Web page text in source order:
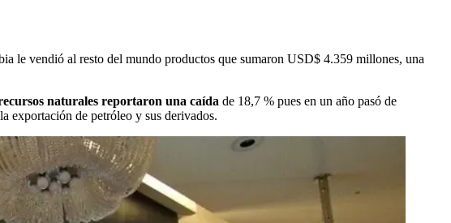
le vendió al resto del mundo productos que sumaron USD$ 4.359 millones, una
naturales reportaron una caída de 18,7 % pues en un año pasó de
exportación de petróleo y sus derivados.